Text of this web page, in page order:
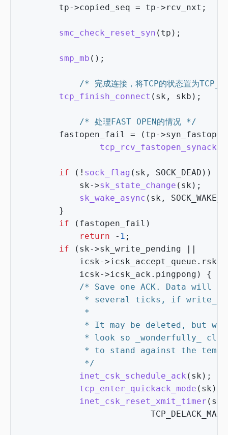
tp->copied_seq = tp->rcv_nxt ;
smc_check_reset_syn ( tp );
smp_mb ();
/* 完成连接，将TCP的状态置为
tcp_finish_connect ( sk , skb );
/* 处理FAST OPEN的情况 */
fastopen_fail
= ( tp->syn_fastopen
tcp_rcv_fastopen_synack
if ( ! sock_flag ( sk , SOCK_DEAD ))
sk->sk_state_change ( sk );
sk_wake_async ( sk ,
}
if
( fastopen_fail )
return
- 1 ;
if
( sk->sk_write_pending
||
icsk->icsk_accept_queue .
icsk->icsk_ack . pingpong ) {
			 */
inet_csk_schedule_ack ( sk );
tcp_enter_quickack_mode ( sk );
inet_csk_reset_xmit_timer ( sk
TCP_DELACK_MAX